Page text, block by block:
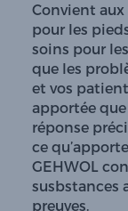
Convient
pour les
soins pour
que les
et vos
apportée
réponse
ce
GEHWOL
susbstances
preuves.